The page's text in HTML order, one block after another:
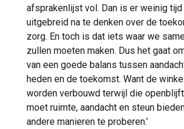
afsprakenlijst vol. Dan is er weinig
uitgebreid na te denken over de
zorg. En toch is dat iets waar we
zullen moeten maken. Dus het gaat
van een goede balans tussen
heden en de toekomst. Want de
worden verbouwd terwijl die
moet ruimte, aandacht en steun
andere manieren te proberen.’